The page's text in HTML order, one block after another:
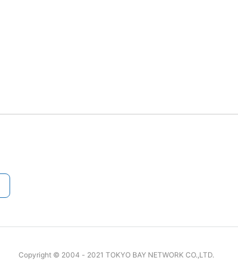
Copyright © 2004 - 2021 TOKYO BAY NETWORK CO.,LTD.